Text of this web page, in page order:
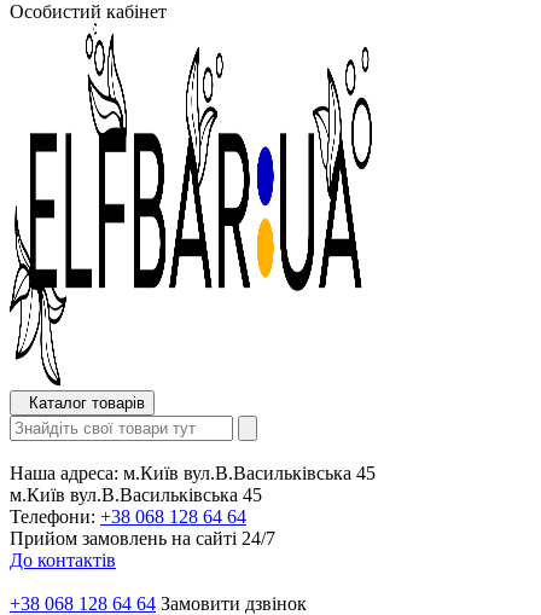
Особистий кабінет
Каталог товарів
Наша адреса: м.Київ вул.В.Васильківська 45
м.Київ вул.В.Васильківська 45
Телефони: +38 068 128 64 64
Прийом замовлень на сайті 24/7
До контактів
+38 068 128 64 64 Замовити дзвінок